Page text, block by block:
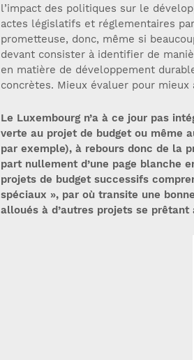
l’impact des politiques sur le
actes législatifs et réglementaires
prometteuse, donc, même si
devant consister à identifier de
en matière de développement
concrètes. Mieux évaluer pour mieux
Le Luxembourg n’a à ce jour pas
verte au projet de budget ou même
par exemple), à rebours donc de la
part nullement d’une page blanche
projets de budget successifs
spéciaux », par où transite une
alloués à d’autres projets se